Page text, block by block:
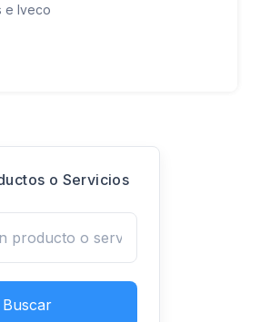
e Iveco
o Servicios
Buscar